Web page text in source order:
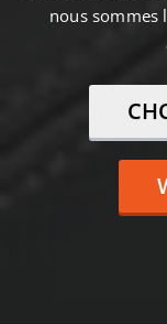
nous sommes